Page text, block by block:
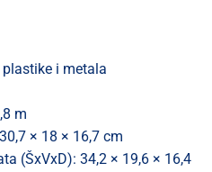
i metala
m
× 18 × 16,7 cm
(ŠxVxD): 34,2 × 19,6 × 16,4